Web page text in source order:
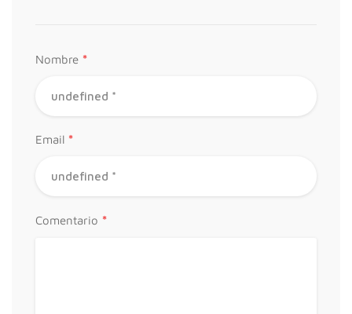
Nombre *
Email *
Comentario *